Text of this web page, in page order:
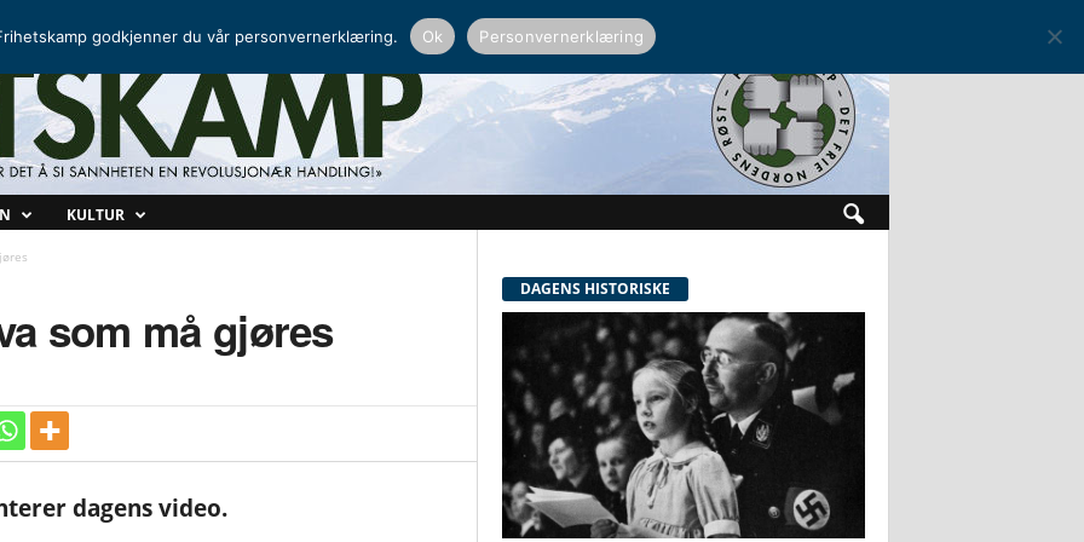
KULTUR
som må gjøres
dagens video.
DAGENS HISTORISKE
godkjenner du vår personvernerklæring. Ok Personvernerklæring